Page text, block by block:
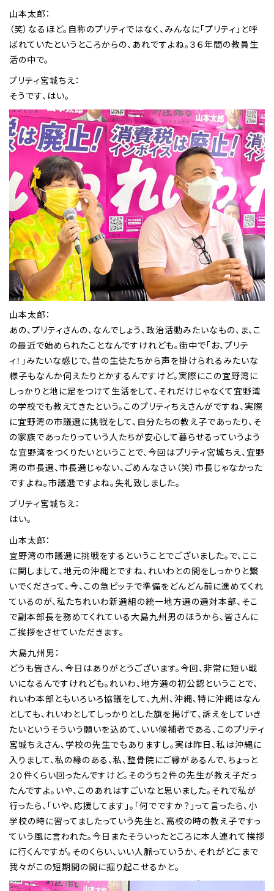
山本太郎：
（笑）なるほど。自称のプリティではなく、みんなに「プリティ」と呼
ばれていたというところからの、あれですよね。３６年間の教員生
活の中で。
プリティ宮城ちえ：
そうです、はい。
山本太郎：
あの、プリティさんの、なんでしょう、政治活動みたいなもの、ま、こ
の最近で始められたことなんですけれども。街中で「お、プリテ
ィ！」みたいな感じで、昔の生徒たちから声を掛けられるみたいな
様子もなんか伺えたりとかするんですけど。実際にこの宜野湾に
しっかりと地に足をつけて生活をして、それだけじゃなくて宜野湾
の学校でも教えてきたという。このプリティちえさんがですね、実際
に宜野湾の市議選に挑戦をして、自分たちの教え子であったり、そ
の家族であったりっていう人たちが安心して暮らせるっていうよう
な宜野湾をつくりたいということで、今回はプリティ宮城ちえ、宜野
湾の市長選、市長選じゃない、ごめんなさい（笑）市長じゃなかった
ですよね。市議選ですよね。失礼致しました。
プリティ宮城ちえ：
はい。
山本太郎：
宜野湾の市議選に挑戦をするということでございました。で、ここ
に関しまして、地元の沖縄とですね、れいわとの間をしっかりと繋
いでくださって、今、この急ピッチで準備をどんどん前に進めてくれ
ているのが、私たちれいわ新選組の統一地方選の選対本部、そこ
で副本部長を務めてくれている大島九州男のほうから、皆さんに
ご挨拶をさせていただきます。
大島九州男：
どうも皆さん、今日はありがとうございます。今回、非常に短い戦
いになるんですけれども。れいわ、地方選の初公認ということで、
れいわ本部ともいろいろ協議をして、九州、沖縄、特に沖縄はなん
としても、れいわとしてしっかりとした旗を掲げて、訴えをしていき
たいというそういう願いを込めて、いい候補者である、このプリティ
宮城ちえさん、学校の先生でもありますし。実は昨日、私は沖縄に
入りまして、私の縁のある、私、整骨院にご縁があるんで、ちょっと
２０件くらい回ったんですけど。そのうち２件の先生が教え子だっ
たんですよ。いや、このあれはすごいなと思いました。それで私が
行ったら、「いや、応援してます」。「何でですか？」って言ったら、小
学校の時に習ってましたっていう先生と、高校の時の教え子ですっ
ていう風に言われた。今日またそういったところに本人連れて挨拶
に行くんですが。そのくらい、いい人脈っていうか、それがどこまで
我々がこの短期間の間に掘り起こせるかと。